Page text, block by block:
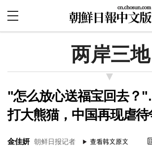
两岸三地
"怎么放心送福宝回去？
打大熊猫，中国再现虐待
金佳妍 朝鲜日报记者